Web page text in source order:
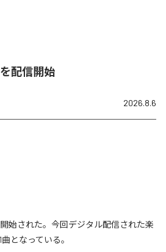
を配信開始
2026.8.6
開始された。今回デジタル配信された楽
曲となっている。